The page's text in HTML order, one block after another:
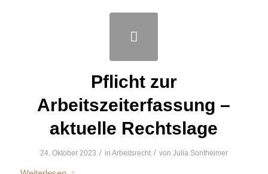
Pflicht zur
Arbeitszeiterfassung –
aktuelle Rechtslage
24. Oktober 2023 / in Arbeitsrecht / von Julia Sontheimer